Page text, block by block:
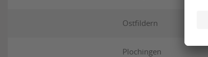
Ostfildern
Plochingen